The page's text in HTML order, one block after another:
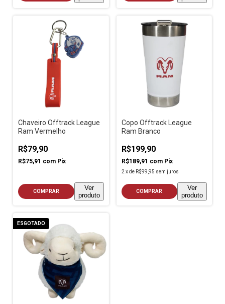
Chaveiro Offtrack League
Ram Vermelho
R$79,90
R$75,91 com Pix
COMPRAR
Ver
produto
Copo Offtrack League
Ram Branco
R$199,90
R$189,91 com Pix
2 xde R$99,95 sem juros
COMPRAR
Ver
produto
ESGOTADO